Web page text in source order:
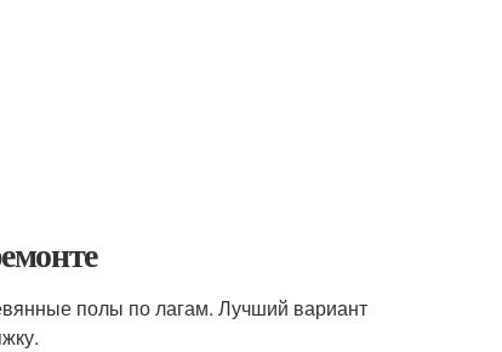
полы по лагам. Лучший вариант